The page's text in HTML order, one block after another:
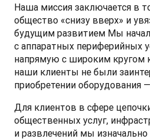
Наша миссия заключается в
общество «снизу вверх» и
будущим развитием Мы
с аппаратных периферийных
напрямую с широким кругом
наши клиенты не были
приобретении оборудования
Для клиентов в сфере
общественных услуг,
и развлечений мы